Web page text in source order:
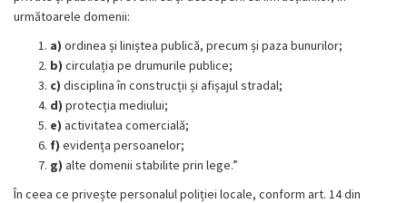
următoarele domenii:
a) ordinea și liniștea publică, precum și paza bunurilor;
b) circulația pe drumurile publice;
c) disciplina în construcții și afișajul stradal;
d) protecția mediului;
e) activitatea comercială;
f) evidența persoanelor;
g) alte domenii stabilite prin lege.”
În ceea ce privește personalul poliției locale, conform art. 14 din